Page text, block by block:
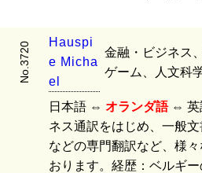
No.3720 H auspi
e M icha
e
金融・ビジネス
ゲーム、人文科
日本語 ⇔ オランダ語⇔ 英
ネス通訳をはじめ、一般
などの専門翻訳など、様
おります。経歴：ベルギ